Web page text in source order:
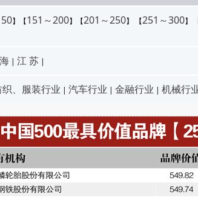
】【151～200】【201～250】 【251～300】
| 江 苏 |
织、服装行业 | 汽车行业 | 金融行业 | 机械行